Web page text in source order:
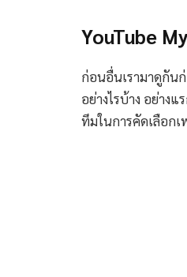
YouTube
ก่อนอื่นเรามาดูกัน
อย่างไรบ้าง อย่าง
ทึมในการคัดเลือกเ